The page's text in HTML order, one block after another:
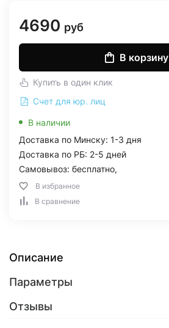
4690 руб
В корзину
Купить в один клик
Счет для юр. лиц
В наличии
Доставка по Минску: 1-3 дня
Доставка по РБ: 2-5 дней
Самовывоз: бесплатно,
В избранное
В сравнение
Описание
Параметры
Отзывы